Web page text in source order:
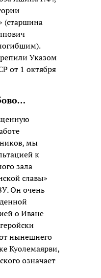
(старшина
Указом
от 1 октября
мы
к
зала
славы»
Он очень
о Иване
нынешнего
Куолемаярви,
означает